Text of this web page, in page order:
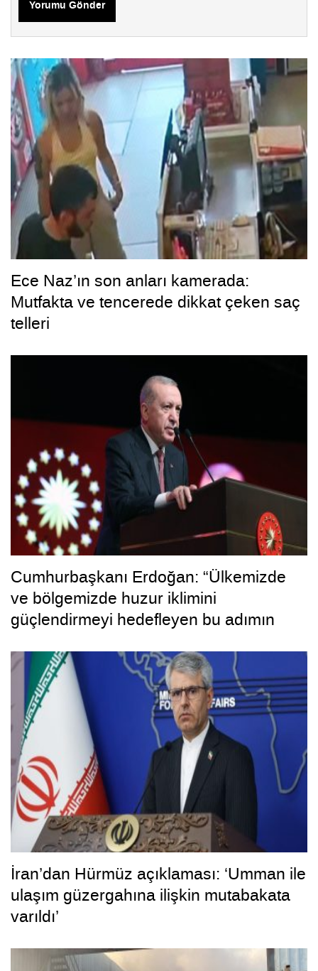
Yorumu Gönder
Ece Naz’ın son anları kamerada:
Mutfakta ve tencerede dikkat çeken saç
telleri
Cumhurbaşkanı Erdoğan: “Ülkemizde
ve bölgemizde huzur iklimini
güçlendirmeyi hedefleyen bu adımın
İran’dan Hürmüz açıklaması: ‘Umman ile
ulaşım güzergahına ilişkin mutabakata
varıldı’